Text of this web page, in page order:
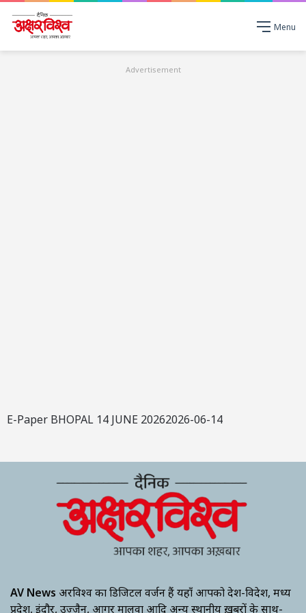
Menu
Advertisement
E-Paper BHOPAL 14 JUNE 20262026-06-14
AV News अक्षरविश्व का डिजिटल वर्जन हैं यहाँ आपको देश-विदेश, मध्य
प्रदेश, इंदौर, उज्जैन, आगर मालवा आदि अन्य स्थानीय ख़बरों के साथ-